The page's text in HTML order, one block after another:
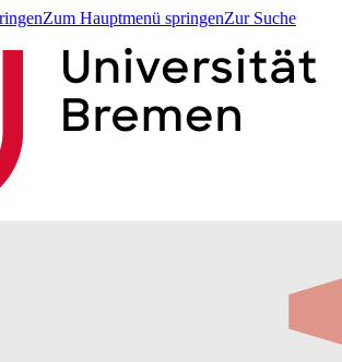
Zum Hauptmenü springenZur Suche